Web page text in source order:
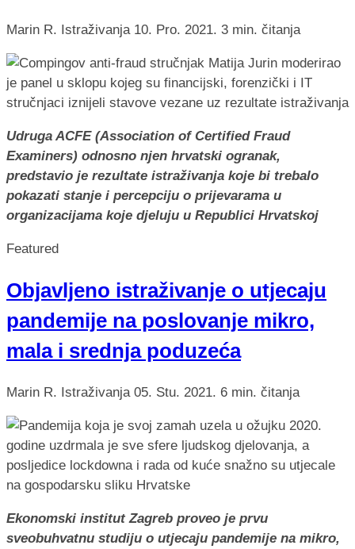
Marin R. Istraživanja 10. Pro. 2021. 3 min. čitanja
Udruga ACFE (Association of Certified Fraud
Examiners) odnosno njen hrvatski ogranak,
predstavio je rezultate istraživanja koje bi trebalo
pokazati stanje i percepciju o prijevarama u
organizacijama koje djeluju u Republici Hrvatskoj
Featured
Objavljeno istraživanje o utjecaju
pandemije na poslovanje mikro,
mala i srednja poduzeća
Marin R. Istraživanja 05. Stu. 2021. 6 min. čitanja
Ekonomski institut Zagreb proveo je prvu
sveobuhvatnu studiju o utjecaju pandemije na mikro,